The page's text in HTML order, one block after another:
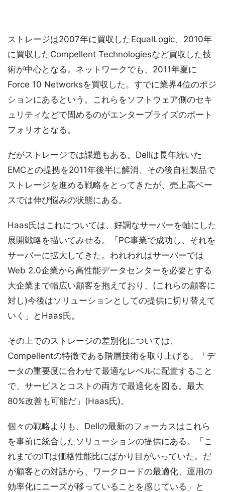
ストレージは2007年に買収したEqualLogic、2010年
に買収したCompellent Technologiesなど買収した技
術が中心となる。ネットワークでも、2011年夏に
Force 10 Networksを買収した。すでに業界4位のポジ
ションにあるという。これらをソフトウェア側のセキ
ュリティなどで固めるのがエンタープライズのポート
フォリオとなる。
だがストレージでは課題もある。Dellは長年続いた
EMCとの提携を2011年後半に解消、その後自社製品で
ストレージを進める戦略をとってきたが、売上高ベー
スでは伸び悩みの状態にある。
Haas氏はこれについては、好調なサーバーを軸にした
展開戦略を描いてみせる。「PC事業で成功し、それを
サーバーに拡大してきた。われわれはサーバーでは
Web 2.0企業から高性能データセンターを必要とする
大企業まで幅広い顧客を抱えており、(これらの顧客に
対し)今後はソリューションとしての提供に切り替えて
いく」とHaas氏。
その上でのストレージの差別化については、
Compellentの特徴である階層技術を取り上げる。「デ
ータの重要度に合わせて最適なレベルに配置すること
で、サービスとコストの両方で最適化を図る。最大
80%改善も可能だ」(Haas氏)。
個々の戦略よりも、Dellの最新のフォーカスはこれら
を事前に統合したソリューションの提供にある。「こ
れまでのITは価格性能比にばかり目がいっていた。だ
が顧客との対話から、ワークロードの最適化、運用の
効率化にニーズが移っていることを感じている」と